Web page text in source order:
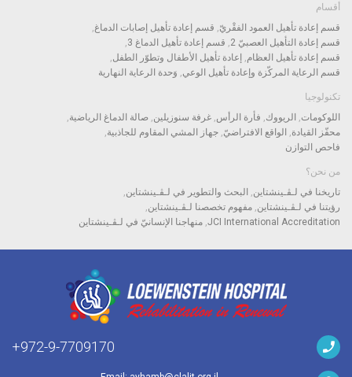
أقسام
قسم إعادة تأهيل العمود الفقْريّ قسم إعادة تأهيل إصابات الدماغ
قسم إعادة التأهيل العصبيّ 2
قسم إعادة تأهيل الدماغ 3
قسم إعادة تأهيل العظام إعادة تأهيل الأطفال وتطوّر الطفل
قسم الرعاية المركّزة وإعادة تأهيل الوعي وَحدة الرعاية النهارية
تكنولوجيا
اللوكومات الريووك فأرة الرأس غرفة سنوزيلين صالة الدماغ الرياضية
محفّز القيادة الواقع الافتراضيّ جهاز المشي المقاوم للجاذبية
فاحص التوازن
من نحن؟
تاريخنا في لـﭭـينشتاين البحث والتطوير في لـﭭـينشتاين
رؤيتنا في لـﭭـينشتاين مفهوم تخصصنا لـﭭـينشتاين
JCI International Accreditation منهاجنا الإنسانيّ في لـﭭـينشتاين
972-9-7709170+